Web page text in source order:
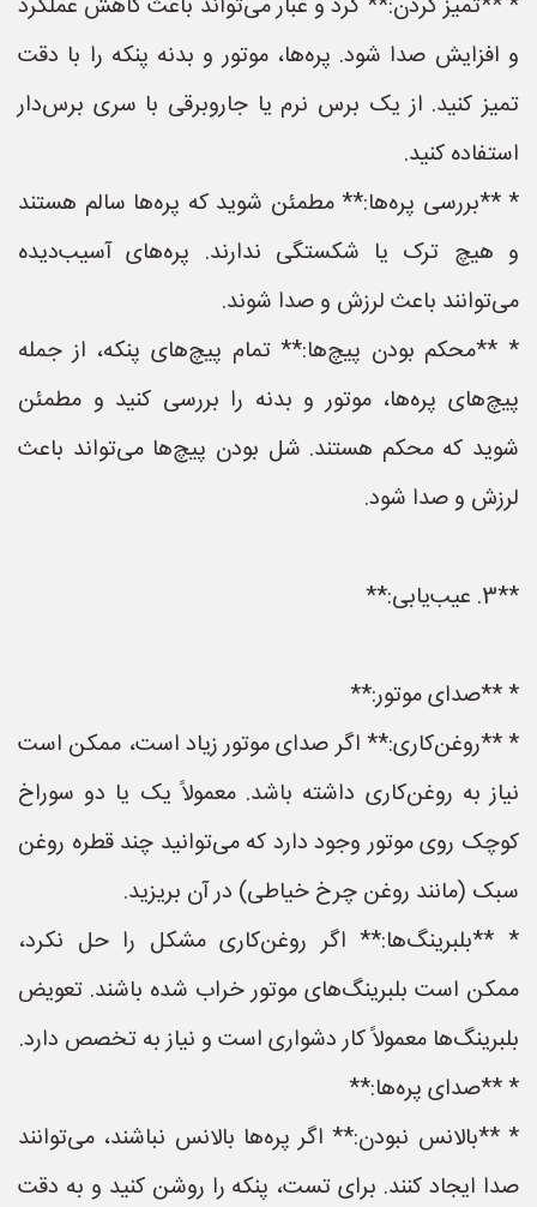
* **تمیز کردن:** گرد و غبار می‌تواند باعث کاهش عملکرد
و افزایش صدا شود. پره‌ها، موتور و بدنه پنکه را با دقت
تمیز کنید. از یک برس نرم یا جاروبرقی با سری برس‌دار
استفاده کنید.
* **بررسی پره‌ها:** مطمئن شوید که پره‌ها سالم هستند
و هیچ ترک یا شکستگی ندارند. پره‌های آسیب‌دیده
می‌توانند باعث لرزش و صدا شوند.
* **محکم بودن پیچ‌ها:** تمام پیچ‌های پنکه، از جمله
پیچ‌های پره‌ها، موتور و بدنه را بررسی کنید و مطمئن
شوید که محکم هستند. شل بودن پیچ‌ها می‌تواند باعث
لرزش و صدا شود.
**3. عیب‌یابی:**
* **صدای موتور:**
* **روغن‌کاری:** اگر صدای موتور زیاد است، ممکن است
نیاز به روغن‌کاری داشته باشد. معمولاً یک یا دو سوراخ
کوچک روی موتور وجود دارد که می‌توانید چند قطره روغن
سبک (مانند روغن چرخ خیاطی) در آن بریزید.
* **بلبرینگ‌ها:** اگر روغن‌کاری مشکل را حل نکرد،
ممکن است بلبرینگ‌های موتور خراب شده باشند. تعویض
بلبرینگ‌ها معمولاً کار دشواری است و نیاز به تخصص دارد.
* **صدای پره‌ها:**
* **بالانس نبودن:** اگر پره‌ها بالانس نباشند، می‌توانند
صدا ایجاد کنند. برای تست، پنکه را روشن کنید و به دقت